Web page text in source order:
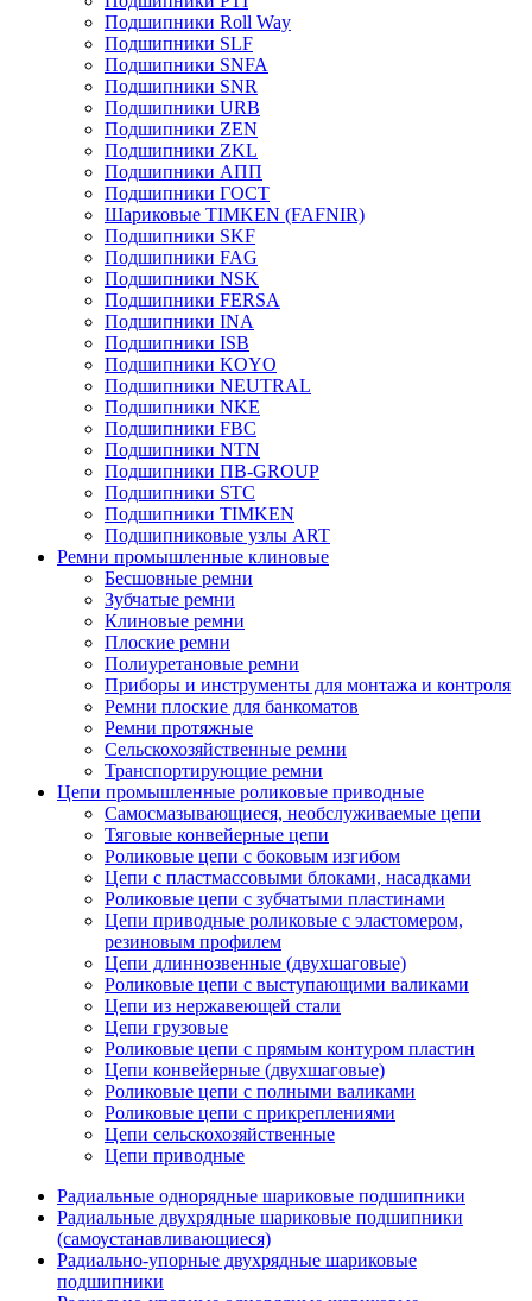
Подшипники Roll Way
Подшипники SLF
Подшипники SNFA
Подшипники SNR
Подшипники URB
Подшипники ZEN
Подшипники ZKL
Подшипники АПП
Подшипники ГОСТ
Шариковые ТІMKEN (FAFNIR)
Подшипники SKF
Подшипники FAG
Подшипники NSK
Подшипники FERSA
Подшипники INA
Подшипники ISB
Подшипники KOYO
Подшипники NEUTRAL
Подшипники NKE
Подшипники FBC
Подшипники NTN
Подшипники ПВ-GROUP
Подшипники STC
Подшипники TIMKEN
Подшипниковые узлы ART
Ремни промышленные клиновые
Бесшовные ремни
Зубчатые ремни
Клиновые ремни
Плоские ремни
Полиуретановые ремни
Приборы и инструменты для монтажа и контроля
Ремни плоские для банкоматов
Ремни протяжные
Сельскохозяйственные ремни
Транспортирующие ремни
Цепи промышленные роликовые приводные
Самосмазывающиеся, необслуживаемые цепи
Тяговые конвейерные цепи
Роликовые цепи с боковым изгибом
Цепи с пластмассовыми блоками, насадками
Роликовые цепи с зубчатыми пластинами
Цепи приводные роликовые с эластомером,
резиновым профилем
Цепи длиннозвенные (двухшаговые)
Роликовые цепи с выступающими валиками
Цепи из нержавеющей стали
Цепи грузовые
Роликовые цепи с прямым контуром пластин
Цепи конвейерные (двухшаговые)
Роликовые цепи с полными валиками
Роликовые цепи с прикреплениями
Цепи сельскохозяйственные
Цепи приводные
Радиальные однорядные шариковые подшипники
Радиальные двухрядные шариковые подшипники
(самоустанавливающиеся)
Радиально-упорные двухрядные шариковые
подшипники